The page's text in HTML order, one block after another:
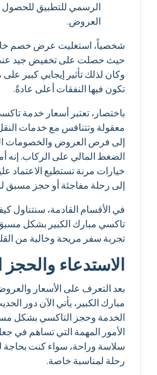
الرسمي للتطبيق للحصول
العروض.
شخصياً، استغليت عرض خصم
حيث حصلت على تخفيض جيد
وكان لذلك تأثير إيجابي كبير على
تكون فيها النفقات أعلى عادةً.
باختصار، تعتبر أسعار خدمة
معقولة وتتنافس مع خدمات النقل
إلى فرص العروض والخصومات
الضغط المالي على الركاب. إنه
خيارات مرنة تستطيع الاعتماد
إلى رحلة مفاجئة أو حجز مسبق
في الأقسام القادمة، سنتناول
تاكسي مبارك الكبير بشكل
تجربة سفر مريحة وخالية من
الاستدعاء
بعد التعرف على الأسعار
مبارك الكبير، يأتي الآن دور
الخدمة وحجز التاكسي بشكل
الأمور المهمة التي تساهم في
سلاسة وراحة، سواء كنت بحاجة
رحلة لمناسبة خاصة.